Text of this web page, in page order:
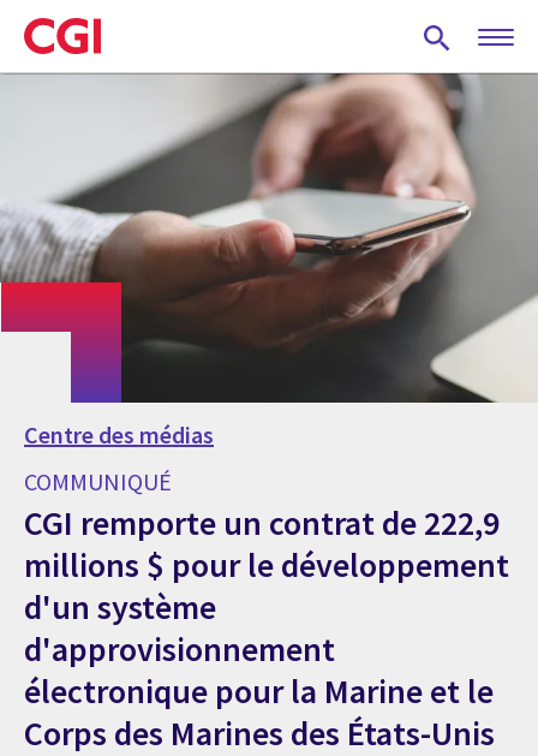
Skip
to
main
Centre des médias
COMMUNIQUÉ
CGI remporte un contrat de 222,9
millions $ pour le développement
d'un système
d'approvisionnement
électronique pour la Marine et le
Corps des Marines des États-Unis